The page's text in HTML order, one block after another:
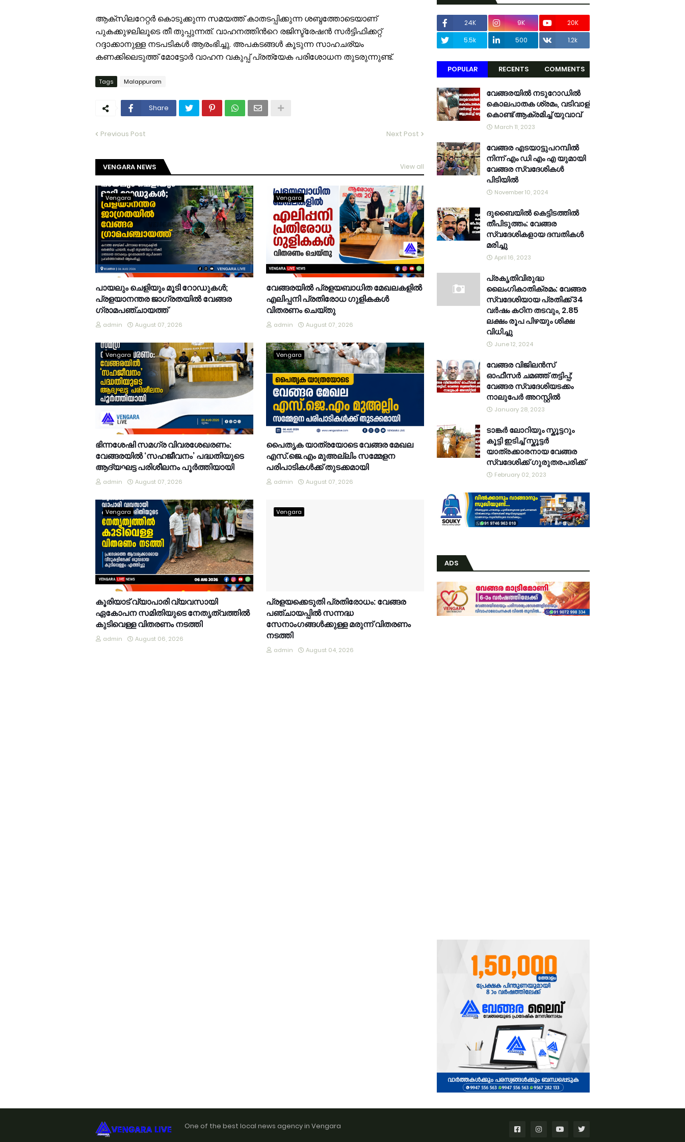
ആക്സിലറേറ്റർ കൊടുക്കുന്ന സമയത്ത് കാതടപ്പിക്കുന്ന ശബ്ദത്തോടെയാണ്
പുകക്കുഴലിലൂടെ തീ തുപ്പുന്നത്. വാഹനത്തിന്‍റെ രജിസ്ട്രേഷൻ സർട്ടിഫിക്കറ്റ്
റദ്ദാക്കാനുള്ള നടപടികൾ ആരംഭിച്ചു. അപകടങ്ങൾ കൂടുന്ന സാഹചര്യം
കണക്കിലെടുത്ത് മോട്ടോർ വാഹന വകുപ്പ് പ്രത്യേക പരിശോധന തുടരുന്നുണ്ട്.
Tags Malappuram
Share
Previous Post Next Post
VENGARA NEWS View all
Vengara
പായലും ചെളിയും മൂടി റോഡുകൾ;
പ്രളയാനന്തര ജാഗ്രതയിൽ വേങ്ങര
ഗ്രാമപഞ്ചായത്ത്
admin August 07, 2026
Vengara
വേങ്ങരയിൽ പ്രളയബാധിത മേഖലകളിൽ
എലിപ്പനി പ്രതിരോധ ഗുളികകൾ
വിതരണം ചെയ്തു
admin August 07, 2026
Vengara
ഭിന്നശേഷി സമഗ്ര വിവരശേഖരണം:
വേങ്ങരയിൽ ‘സഹജീവനം’ പദ്ധതിയുടെ
ആദ്യഘട്ട പരിശീലനം പൂർത്തിയായി
admin August 07, 2026
Vengara
പൈതൃക യാത്രയോടെ വേങ്ങര മേഖല
എസ്.ജെ.എം മുഅല്ലിം സമ്മേളന
പരിപാടികൾക്ക് തുടക്കമായി
admin August 07, 2026
Vengara
കൂരിയാട് വ്യാപാരി വ്യവസായി
ഏകോപന സമിതിയുടെ നേതൃത്വത്തിൽ
കുടിവെള്ള വിതരണം നടത്തി
admin August 06, 2026
Vengara
പ്രളയക്കെടുതി പ്രതിരോധം: വേങ്ങര
പഞ്ചായപ്പിൽ സന്നദ്ധ
സേനാംഗങ്ങൾക്കുള്ള മരുന്ന് വിതരണം
നടത്തി
admin August 04, 2026
24K 9K
20K
5.5k
500 1.2k
POPULAR RECENTS COMMENTS
വേങ്ങരയിൽ നടുറോഡിൽ
കൊലപാതക ശ്രമം, വടിവാള്
കൊണ്ട് ആക്രമിച്ച് യുവാവ്
March 11, 2023
വേങ്ങര എടയാട്ടുപറമ്പിൽ
നിന്ന് എം ഡി എം എ യുമായി
വേങ്ങര സ്വദേശികൾ
പിടിയിൽ
November 10, 2024
ദുബൈയിൽ കെട്ടിടത്തിൽ
തീപിടുത്തം: വേങ്ങര
സ്വദേശികളായ ദമ്പതികൾ
മരിച്ചു
April 16, 2023
പ്രകൃതിവിരുദ്ധ
ലൈംഗികാതിക്രമം: വേങ്ങര
സ്വദേശിയായ പ്രതിക്ക് 34
വര്‍ഷം കഠിന തടവും, 2.85
ലക്ഷം രൂപ പിഴയും ശിക്ഷ
വിധിച്ചു
June 12, 2024
വേങ്ങര വിജിലൻസ്
ഓഫീസർ ചമഞ്ഞ് തട്ടിപ്പ്;
വേങ്ങര സ്വദേശിയടക്കം
നാലുപേർ അറസ്റ്റിൽ
January 28, 2023
ടാങ്കർ ലോറിയും സ്കൂട്ടറും
കൂട്ടി ഇടിച്ച് സ്കൂട്ടർ
യാത്രക്കാരനായ വേങ്ങര
സ്വദേശിക്ക് ഗുരുതരപരിക്ക്
February 02, 2023
ADS
One of the best local news agency in Vengara